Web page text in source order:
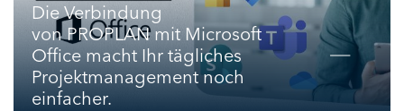
Die Verbindung
von PROPLAN mit Microsoft
Office macht Ihr tägliches
Projektmanagement noch
einfacher.